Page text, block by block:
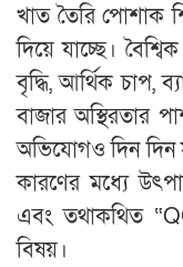
খাত তৈরি পোশাক
দিয়ে যাচ্ছে।
বৃদ্ধি, আর্থিক চাপ,
বাজার অস্থিরতার
অভিযোগও দিন দিন
কারণের মধ্যে
এবং তথাকথিত
বিষয়।